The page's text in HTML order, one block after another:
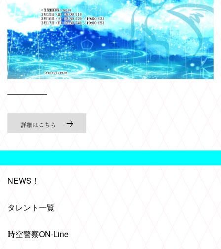
NEWS！
タレント一覧
時空警察ON-Line